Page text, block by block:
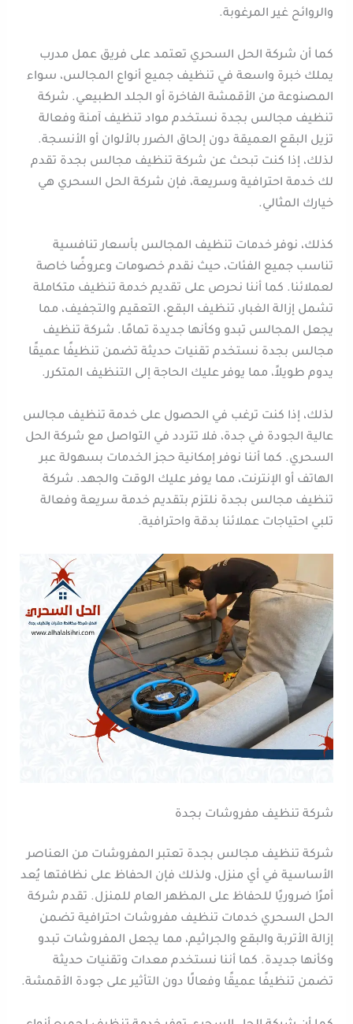
والروائح غير المرغوبة.
كما أن شركة الحل السحري تعتمد على فريق عمل مدرب
يملك خبرة واسعة في تنظيف جميع أنواع المجالس، سواء
المصنوعة من الأقمشة الفاخرة أو الجلد الطبيعي. شركة
تنظيف مجالس بجدة نستخدم مواد تنظيف آمنة وفعالة
تزيل البقع العميقة دون إلحاق الضرر بالألوان أو الأنسجة.
لذلك، إذا كنت تبحث عن شركة تنظيف مجالس بجدة تقدم
لك خدمة احترافية وسريعة، فإن شركة الحل السحري هي
خيارك المثالي.
كذلك، نوفر خدمات تنظيف المجالس بأسعار تنافسية
تناسب جميع الفئات، حيث نقدم خصومات وعروضًا خاصة
لعملائنا. كما أننا نحرص على تقديم خدمة تنظيف متكاملة
تشمل إزالة الغبار، تنظيف البقع، التعقيم والتجفيف، مما
يجعل المجالس تبدو وكأنها جديدة تمامًا. شركة تنظيف
مجالس بجدة نستخدم تقنيات حديثة تضمن تنظيفًا عميقًا
يدوم طويلاً، مما يوفر عليك الحاجة إلى التنظيف المتكرر.
لذلك، إذا كنت ترغب في الحصول على خدمة تنظيف مجالس
عالية الجودة في جدة، فلا تتردد في التواصل مع شركة الحل
السحري. كما أننا نوفر إمكانية حجز الخدمات بسهولة عبر
الهاتف أو الإنترنت، مما يوفر عليك الوقت والجهد. شركة
تنظيف مجالس بجدة نلتزم بتقديم خدمة سريعة وفعالة
تلبي احتياجات عملائنا بدقة واحترافية.
شركة تنظيف مفروشات بجدة
شركة تنظيف مجالس بجدة تعتبر المفروشات من العناصر
الأساسية في أي منزل، ولذلك فإن الحفاظ على نظافتها يُعد
أمرًا ضروريًا للحفاظ على المظهر العام للمنزل. تقدم شركة
الحل السحري خدمات تنظيف مفروشات احترافية تضمن
إزالة الأتربة والبقع والجراثيم، مما يجعل المفروشات تبدو
وكأنها جديدة. كما أننا نستخدم معدات وتقنيات حديثة
تضمن تنظيفًا عميقًا وفعالًا دون التأثير على جودة الأقمشة.